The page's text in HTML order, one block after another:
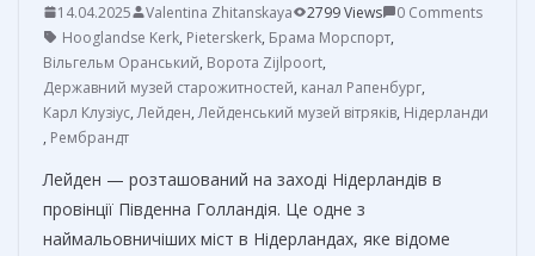
14.04.2025 Valentina Zhitanskaya 2799 Views
0 Comments
Hooglandse Kerk, Pieterskerk, Брама Морспорт,
Вільгельм Оранський, Ворота Zijlpoort,
Державний музей старожитностей, канал Рапенбург,
Карл Клузіус,Лейден,Лейденський музей вітряків, Нідерланди
, Рембрандт
Лейден — розташований на заході Нідерландів в
провінції Південна Голландія. Це одне з
наймальовничіших міст в Нідерландах, яке відоме